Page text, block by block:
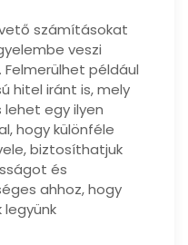
számításokat
veszi
például
hitel iránt is, mely
egy ilyen
hogy különféle
biztosíthatjuk
és
ahhoz, hogy